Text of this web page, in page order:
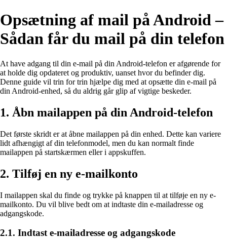
Opsætning af mail på Android –
Sådan får du mail på din telefon
At have adgang til din e-mail på din Android-telefon er afgørende for
at holde dig opdateret og produktiv, uanset hvor du befinder dig.
Denne guide vil trin for trin hjælpe dig med at opsætte din e-mail på
din Android-enhed, så du aldrig går glip af vigtige beskeder.
1. Åbn mailappen på din Android-telefon
Det første skridt er at åbne mailappen på din enhed. Dette kan variere
lidt afhængigt af din telefonmodel, men du kan normalt finde
mailappen på startskærmen eller i appskuffen.
2. Tilføj en ny e-mailkonto
I mailappen skal du finde og trykke på knappen til at tilføje en ny e-
mailkonto. Du vil blive bedt om at indtaste din e-mailadresse og
adgangskode.
2.1. Indtast e-mailadresse og adgangskode